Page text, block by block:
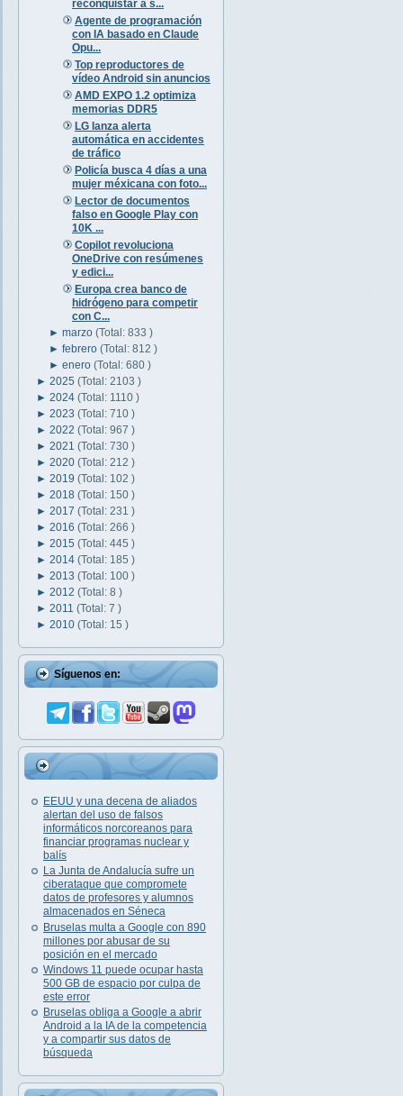
reconquistar a s...
Agente de programación
con IA basado en Claude
Opu...
Top reproductores de
vídeo Android sin anuncios
AMD EXPO 1.2 optimiza
memorias DDR5
LG lanza alerta
automática en accidentes
de tráfico
Policía busca 4 días a una
mujer méxicana con foto...
Lector de documentos
falso en Google Play con
10K ...
Copilot revoluciona
OneDrive con resúmenes
y edici...
Europa crea banco de
hidrógeno para competir
con C...
►marzo(Total: 833 )
►febrero(Total: 812 )
►enero(Total: 680 )
► 2025 (Total: 2103 )
► 2024 (Total: 1110 )
► 2023 (Total: 710 )
► 2022 (Total: 967 )
► 2021 (Total: 730 )
► 2020 (Total: 212 )
► 2019 (Total: 102 )
► 2018 (Total: 150 )
► 2017 (Total: 231 )
► 2016 (Total: 266 )
► 2015 (Total: 445 )
► 2014 (Total: 185 )
► 2013 (Total: 100 )
► 2012 (Total: 8 )
► 2011 (Total: 7 )
► 2010 (Total: 15 )
Síguenos en:
EEUU y una decena de aliados
alertan del uso de falsos
informáticos norcoreanos para
financiar programas nuclear y
balís
La Junta de Andalucía sufre un
ciberataque que compromete
datos de profesores y alumnos
almacenados en Séneca
Bruselas multa a Google con 890
millones por abusar de su
posición en el mercado
Windows 11 puede ocupar hasta
500 GB de espacio por culpa de
este error
Bruselas obliga a Google a abrir
Android a la IA de la competencia
y a compartir sus datos de
búsqueda